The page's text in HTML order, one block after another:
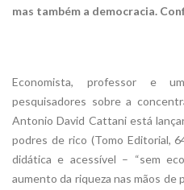
mas também a democracia.
Economista, professor e
pesquisadores sobre a
Antonio David Cattani está
podres de rico (Tomo Editorial,
didática e acessível – “sem
aumento da riqueza nas mãos de